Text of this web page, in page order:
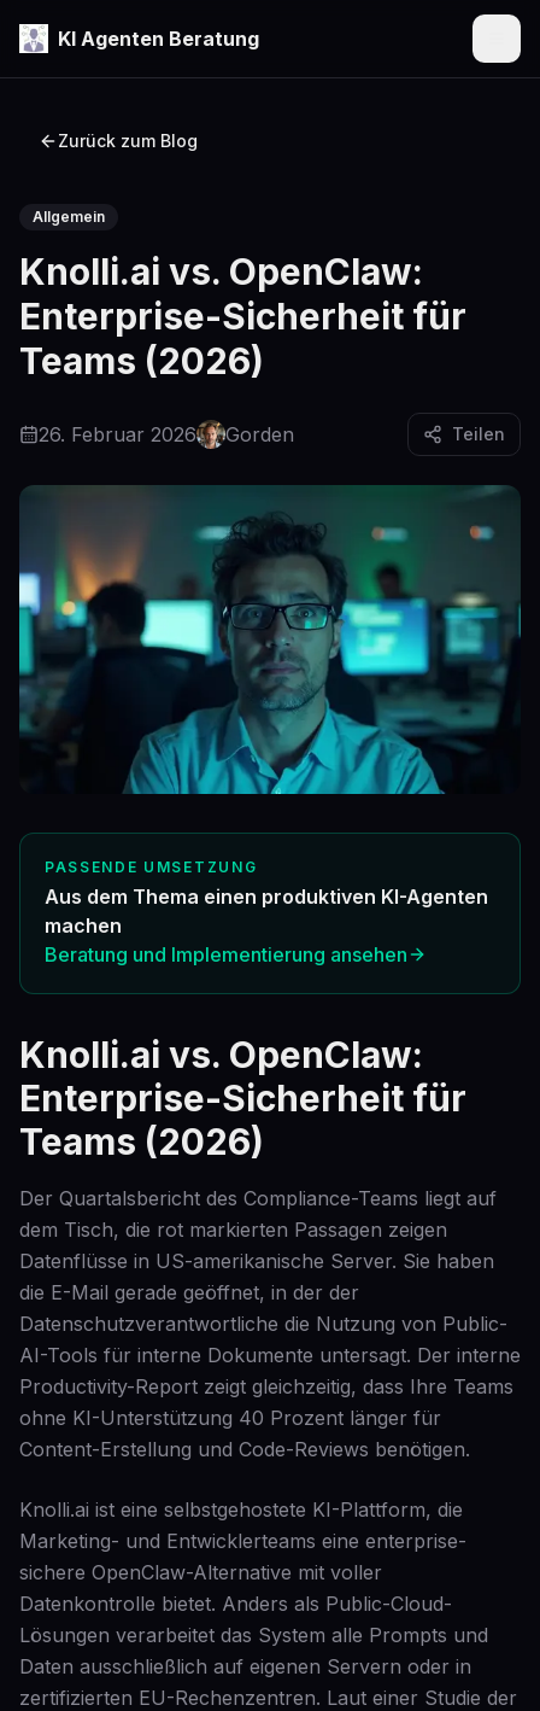
KI Agenten Beratung
Zurück zum Blog
Allgemein
Knolli.ai vs. OpenClaw:
Enterprise-Sicherheit für
Teams (2026)
26. Februar 2026 Gorden Teilen
PASSENDE UMSETZUNG
Aus dem Thema einen produktiven KI-Agenten
machen
Beratung und Implementierung ansehen
Knolli.ai vs. OpenClaw:
Enterprise-Sicherheit für
Teams (2026)
Der Quartalsbericht des Compliance-Teams liegt auf
dem Tisch, die rot markierten Passagen zeigen
Datenflüsse in US-amerikanische Server. Sie haben
die E-Mail gerade geöffnet, in der der
Datenschutzverantwortliche die Nutzung von Public-
AI-Tools für interne Dokumente untersagt. Der interne
Productivity-Report zeigt gleichzeitig, dass Ihre Teams
ohne KI-Unterstützung 40 Prozent länger für
Content-Erstellung und Code-Reviews benötigen.
Knolli.ai ist eine selbstgehostete KI-Plattform, die
Marketing- und Entwicklerteams eine enterprise-
sichere OpenClaw-Alternative mit voller
Datenkontrolle bietet. Anders als Public-Cloud-
Lösungen verarbeitet das System alle Prompts und
Daten ausschließlich auf eigenen Servern oder in
zertifizierten EU-Rechenzentren. Laut einer Studie der